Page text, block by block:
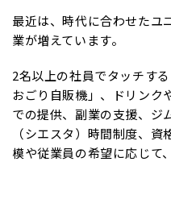
最近は、時代に合わせたユ
業が増えています。
2名以上の社員でタッチす
おごり自販機」、ドリン
での提供、副業の支援、ジ
（シエスタ）時間制度、
模や従業員の希望に応じて